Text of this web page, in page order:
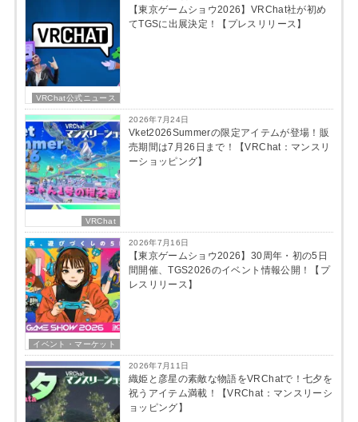
VRChat公式ニュース
【東京ゲームショウ2026】VRChat社が初め
てTGSに出展決定！【プレスリリース】
VRChat
2026年7月24日
Vket2026Summerの限定アイテムが登場！販
売期間は7月26日まで！【VRChat：マンスリ
ーショッピング】
イベント・マーケット
2026年7月16日
【東京ゲームショウ2026】30周年・初の5日
間開催、TGS2026のイベント情報公開！【プ
レスリリース】
2026年7月11日
織姫と彦星の素敵な物語をVRChatで！七夕を
祝うアイテム満載！【VRChat：マンスリーシ
ョッピング】